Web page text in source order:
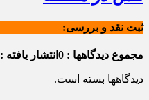
ثبت نقد و بررسی:
مجموع دیدگاهها : 0 انتشار یافته : ۰
دیدگاهها بسته است.